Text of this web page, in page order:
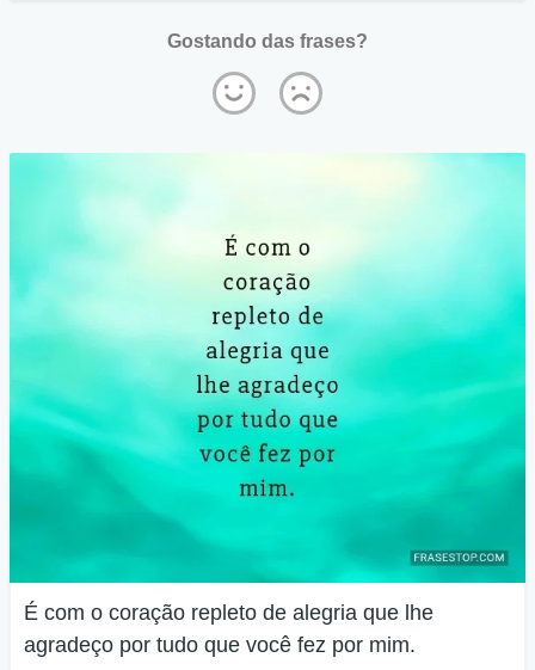
Gostando das frases?
É com o coração repleto de alegria que lhe
agradeço por tudo que você fez por mim.